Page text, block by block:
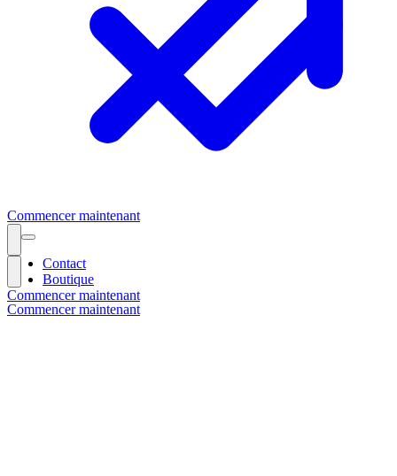
Commencer maintenant
Commencer maintenant
Contact
Boutique
Commencer maintenant